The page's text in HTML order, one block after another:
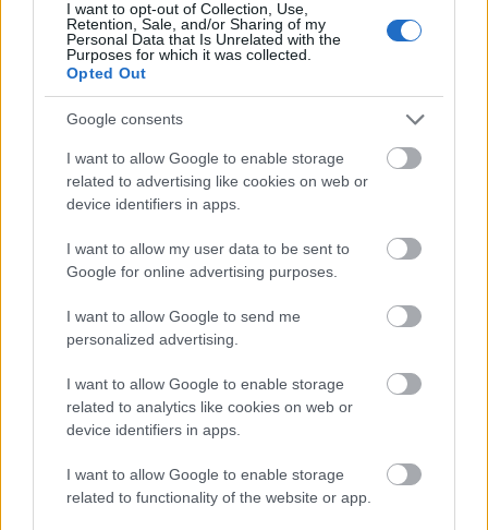
I want to opt-out of Collection, Use,
Retention, Sale, and/or Sharing of my
Personal Data that Is Unrelated with the
Purposes for which it was collected.
Opted Out
Google consents
I want to allow Google to enable storage
related to advertising like cookies on web or
device identifiers in apps.
I want to allow my user data to be sent to
Google for online advertising purposes.
I want to allow Google to send me
personalized advertising.
I want to allow Google to enable storage
related to analytics like cookies on web or
device identifiers in apps.
I want to allow Google to enable storage
related to functionality of the website or app.
elsősorban a stratégiákhoz szükséges kutatásokhoz
szeretem használni, de sokszor segít egy-egy
kampány kitalálásában is. Az alapvető funkciója
mégis az, hogy…
Ki hirdessen?
•2022. szeptember 20.